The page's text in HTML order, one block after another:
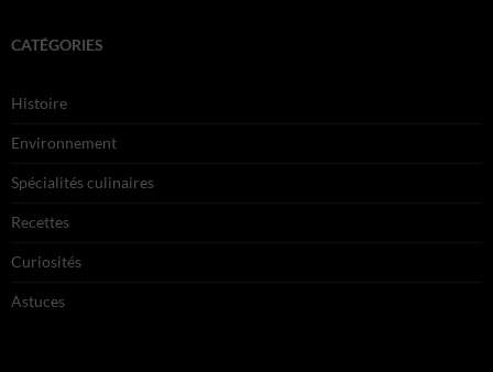
CATÉGORIES
Histoire
Environnement
Spécialités culinaires
Recettes
Curiosités
Astuces